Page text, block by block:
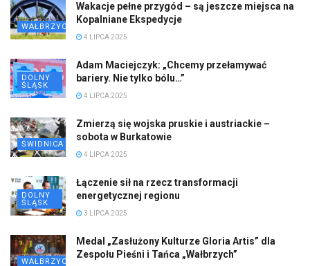
WAŁBRZYCH
Wakacje pełne przygód – są jeszcze miejsca na
Kopalniane Ekspedycje
4 LIPCA 2025
DOLNY
ŚLĄSK
Adam Maciejczyk: „Chcemy przełamywać
bariery. Nie tylko bólu…”
4 LIPCA 2025
ŚWIDNICA
Zmierzą się wojska pruskie i austriackie –
sobota w Burkatowie
4 LIPCA 2025
DOLNY
ŚLĄSK
Łączenie sił na rzecz transformacji
energetycznej regionu
3 LIPCA 2025
WAŁBRZYCH
Medal „Zasłużony Kulturze Gloria Artis” dla
Zespołu Pieśni i Tańca „Wałbrzych”